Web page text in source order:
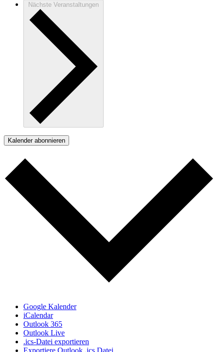
Nächste Veranstaltungen
Kalender abonnieren
Google Kalender
iCalendar
Outlook 365
Outlook Live
.ics-Datei exportieren
Exportiere Outlook .ics Datei